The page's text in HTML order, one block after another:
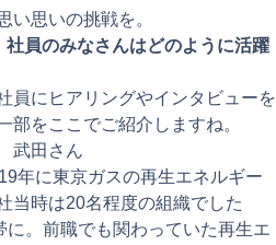
い思いの挑戦を。
社員のみなさんはどのように活躍
員にヒアリングやインタビューを
部をここでご紹介しますね。
武田さん
年に東京ガスの再生エネルギー
当時は20名程度の組織でした
。前職でも関わっていた再生エ